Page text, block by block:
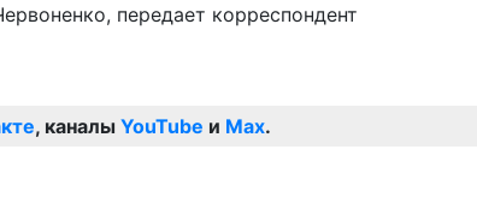
передает корреспондент
, каналы YouTube и Max.